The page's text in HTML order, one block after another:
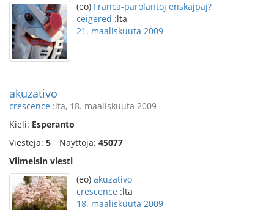
(eo) Franca-parolantoj enskajpaj?
ceigered :lta
21. maaliskuuta 2009
akuzativo
crescence :lta, 18. maaliskuuta 2009
Kieli: Esperanto
Viestejä: 5 Näyttöjä: 45077
Viimeisin viesti
(eo) akuzativo
crescence :lta
18. maaliskuuta 2009